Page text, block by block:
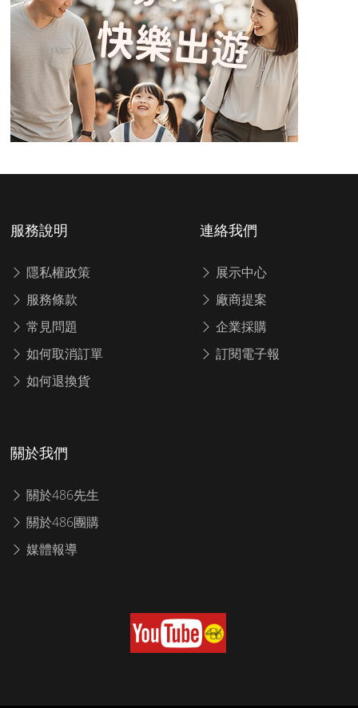
服務說明
隱私權政策
服務條款
常見問題
如何取消訂單
如何退換貨
連絡我們
展示中心
廠商提案
企業採購
訂閱電子報
關於我們
關於486先生
關於486團購
媒體報導